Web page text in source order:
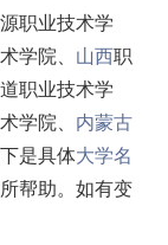
职业技术学
学院、 山西职
职业技术学
学院、 内蒙古
是具体大学名
帮助。如有变